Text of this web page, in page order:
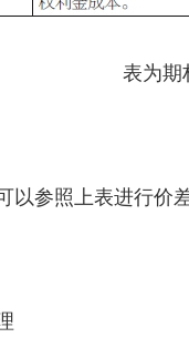
表为期
以参照上表进行价